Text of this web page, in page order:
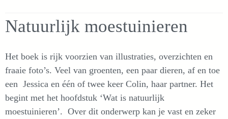
Natuurlijk moestuinieren
Het boek is rijk voorzien van illustraties, overzichten en
fraaie foto’s. Veel van groenten, een paar dieren, af en toe
een Jessica en één of twee keer Colin, haar partner. Het
begint met het hoofdstuk ‘Wat is natuurlijk
moestuinieren’. Over dit onderwerp kan je vast en zeker